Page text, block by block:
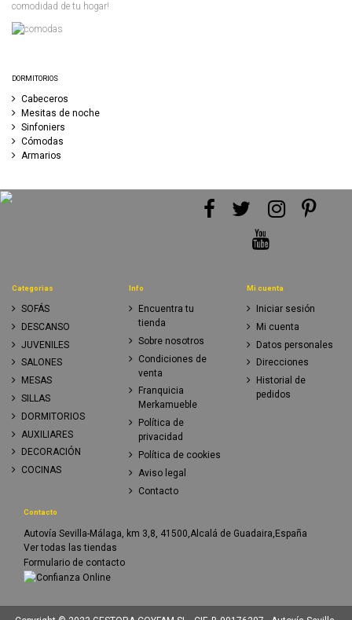
comodidad de tu hogar!
DORMITORIOS
Cabeceros
Mesitas de noche
Sinfoniers
Cómodas
Armarios
Categorias
SOFÁS
DESCANSO
JUVENILES
SALONES
MESAS
SILLAS
DORMITORIOS
AUXILIARES
DECORACIÓN
COCINAS
Info
Encuentra tu
tienda
Sobre nosotros
Condiciones de
venta
Franquicia
Merkamueble
Política de
privacidad
Política de cookies
Aviso legal
Contacto
Mi cuenta
Iniciar sesión
Mi cuenta
Datos personales
Direcciones
Historial de
pedidos
Contacto
Autovía Sevilla-Málaga, km 3,8, 41500,Alcalá de Guadaira,España
Ver todas las tiendas
Formulario de contacto